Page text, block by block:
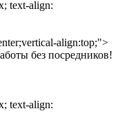
text-align:
align:top;">
без посредников!
text-align: